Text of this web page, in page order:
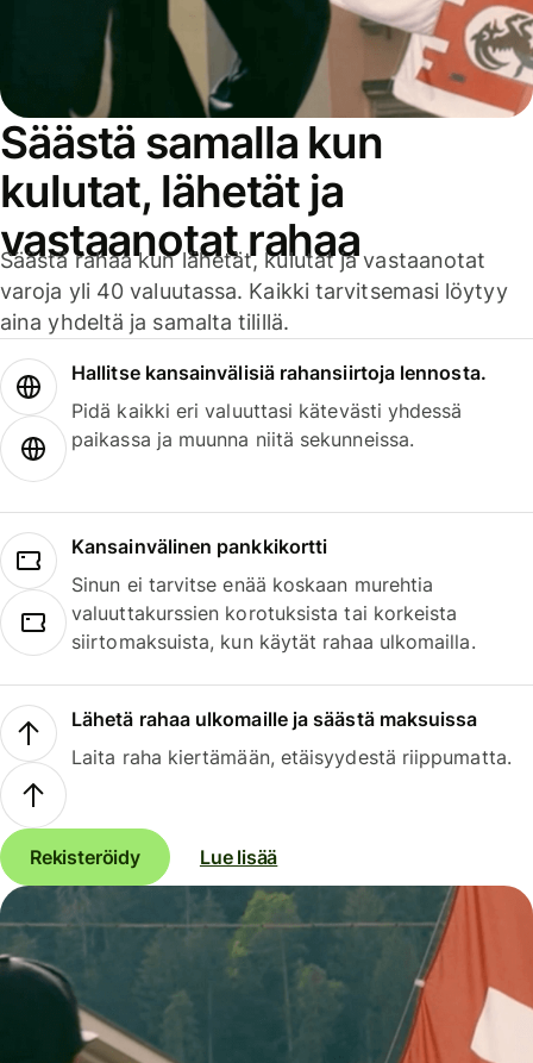
Säästä samalla kun
kulutat, lähetät ja
vastaanotat rahaa
Säästä rahaa kun lähetät, kulutat ja vastaanotat
varoja yli 40 valuutassa. Kaikki tarvitsemasi löytyy
aina yhdeltä ja samalta tilillä.
Hallitse kansainvälisiä rahansiirtoja lennosta.
Pidä kaikki eri valuuttasi kätevästi yhdessä
paikassa ja muunna niitä sekunneissa.
Kansainvälinen pankkikortti
Sinun ei tarvitse enää koskaan murehtia
valuuttakurssien korotuksista tai korkeista
siirtomaksuista, kun käytät rahaa ulkomailla.
Lähetä rahaa ulkomaille ja säästä maksuissa
Laita raha kiertämään, etäisyydestä riippumatta.
Rekisteröidy Lue lisää